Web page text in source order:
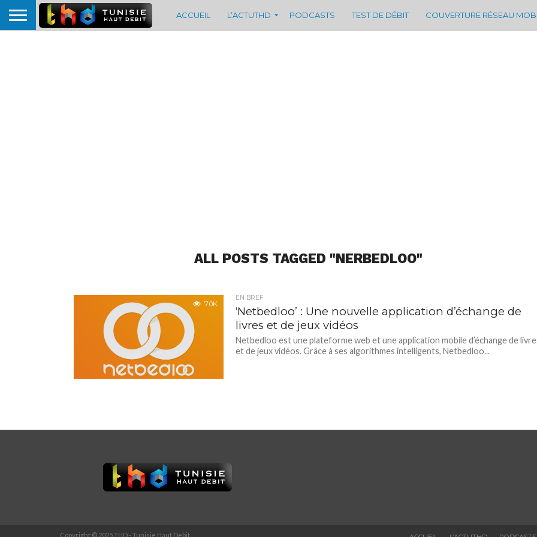
ACCUEIL L’ACTUTHD PODCASTS TEST DE DÉBIT COUVERTURE RÉSEAU
ALL POSTS TAGGED "NERBEDLOO"
7.0K
EN BREF
‘Netbedloo’ : Une nouvelle application d’échange de
livres et de jeux vidéos
Netbedloo est une plateforme web et une application mobile d’échange de
et de jeux vidéos. Grâce à ses algorithmes intelligents, Netbedloo...
Copyright © 2025 THD - Tunisie Haut Debit.